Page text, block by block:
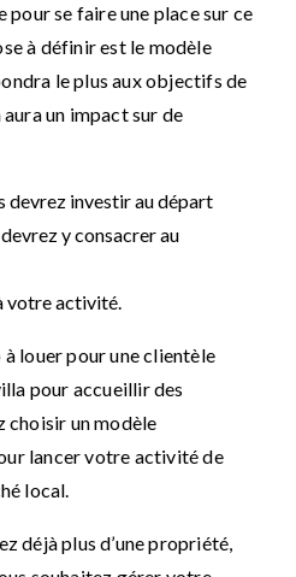
pour se faire une place sur ce
à définir est le modèle
le plus aux objectifs de
un impact sur de
devrez investir au départ
y consacrer au
votre activité.
louer pour une clientèle
pour accueillir des
choisir un modèle
lancer votre activité de
local.
déjà plus d’une propriété,